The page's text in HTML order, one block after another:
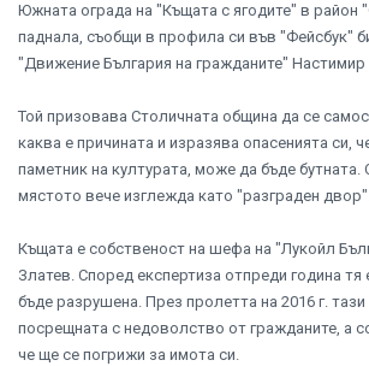
Южната ограда на "Къщата с ягодите" в
паднала, съобщи в профила си във "Фейсбук"
"Движение България на гражданите" Настимир
Той призовава Столичната община да се
каква е причината и изразява опасенията си,
паметник на културата, може да бъде
мястото вече изглежда като "разграден
Къщата е собственост на шефа на "Лукойл
Златев. Според експертиза отпреди година тя
бъде разрушена. През пролетта на 2016 г.
посрещната с недоволство от гражданите, а
че ще се погрижи за имота си.